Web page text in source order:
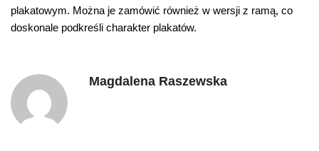
plakatowym. Można je zamówić również w wersji z ramą, co
doskonale podkreśli charakter plakatów.
Magdalena Raszewska